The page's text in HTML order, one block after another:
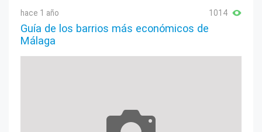
hace 1 año 1014
Guía de los barrios más económicos de
Málaga